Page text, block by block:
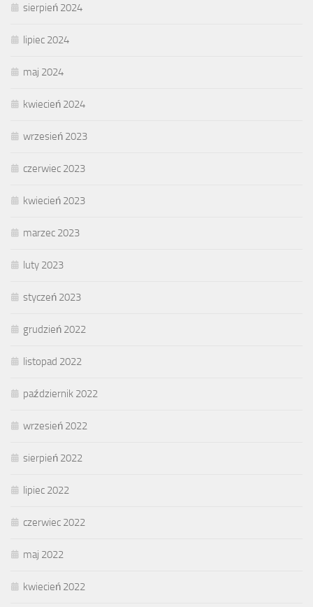
sierpień 2024
lipiec 2024
maj 2024
kwiecień 2024
wrzesień 2023
czerwiec 2023
kwiecień 2023
marzec 2023
luty 2023
styczeń 2023
grudzień 2022
listopad 2022
październik 2022
wrzesień 2022
sierpień 2022
lipiec 2022
czerwiec 2022
maj 2022
kwiecień 2022